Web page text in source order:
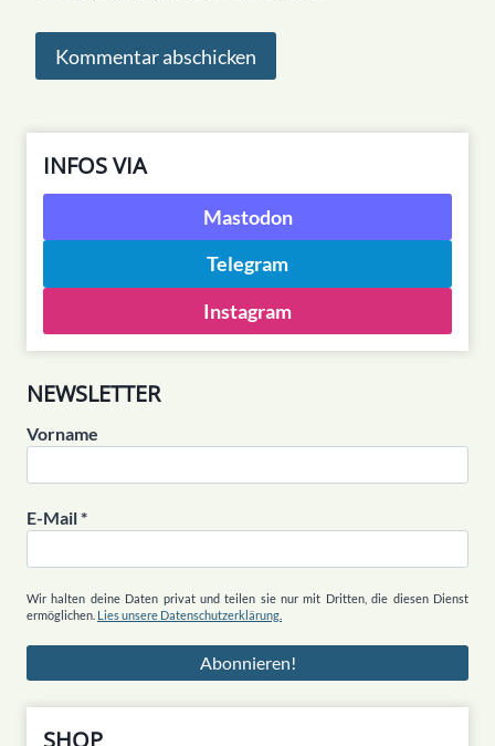
INFOS VIA
Mastodon
Telegram
Instagram
NEWSLETTER
Vorname
E-Mail*
Wir halten deine Daten privat und teilen sie nur mit Dritten, die diesen Dienst
ermöglichen. Lies unsere Datenschutzerklärung.
SHOP